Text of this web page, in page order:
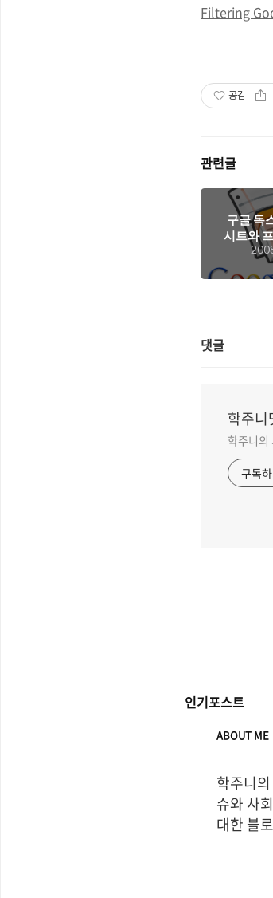
Filtering
공감
관련글
구글 독
시트와
까지 오
댓글
학주니
학주니의
구독
인기포스트
ABOUT ME
학주니
슈와 사
대한 블